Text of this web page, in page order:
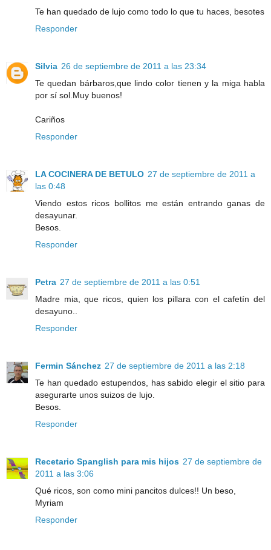
Te han quedado de lujo como todo lo que tu haces, besotes
Responder
Silvia 26 de septiembre de 2011 a las 23:34
Te quedan bárbaros,que lindo color tienen y la miga habla
por sí sol.Muy buenos!
Cariños
Responder
LA COCINERA DE BETULO 27 de septiembre de 2011 a
las 0:48
Viendo estos ricos bollitos me están entrando ganas de
desayunar.
Besos.
Responder
Petra 27 de septiembre de 2011 a las 0:51
Madre mia, que ricos, quien los pillara con el cafetín del
desayuno..
Responder
Fermin Sánchez 27 de septiembre de 2011 a las 2:18
Te han quedado estupendos, has sabido elegir el sitio para
asegurarte unos suizos de lujo.
Besos.
Responder
Recetario Spanglish para mis hijos 27 de septiembre de
2011 a las 3:06
Qué ricos, son como mini pancitos dulces!! Un beso,
Myriam
Responder